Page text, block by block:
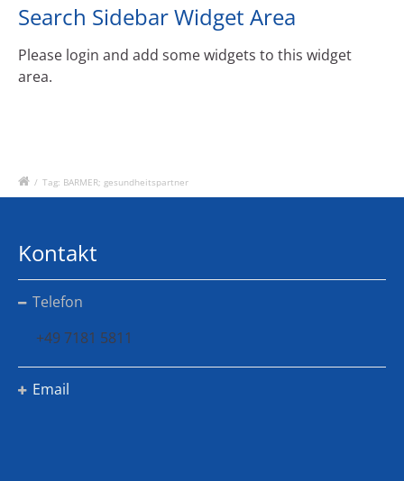
Search Sidebar Widget Area
Please login and add some widgets to this widget
area.
/ Tag: BARMER; gesundheitspartner
Kontakt
Telefon
+49 7181 5811
Email